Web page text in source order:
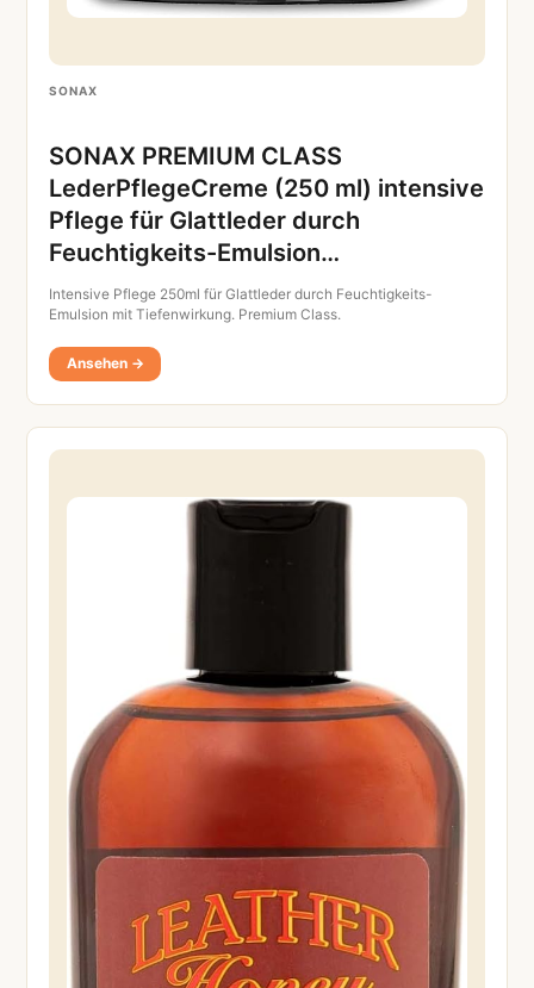
SONAX
SONAX PREMIUM CLASS
LederPflegeCreme (250 ml) intensive
Pflege für Glattleder durch
Feuchtigkeits-Emulsion…
Intensive Pflege 250ml für Glattleder durch Feuchtigkeits-
Emulsion mit Tiefenwirkung. Premium Class.
Ansehen →